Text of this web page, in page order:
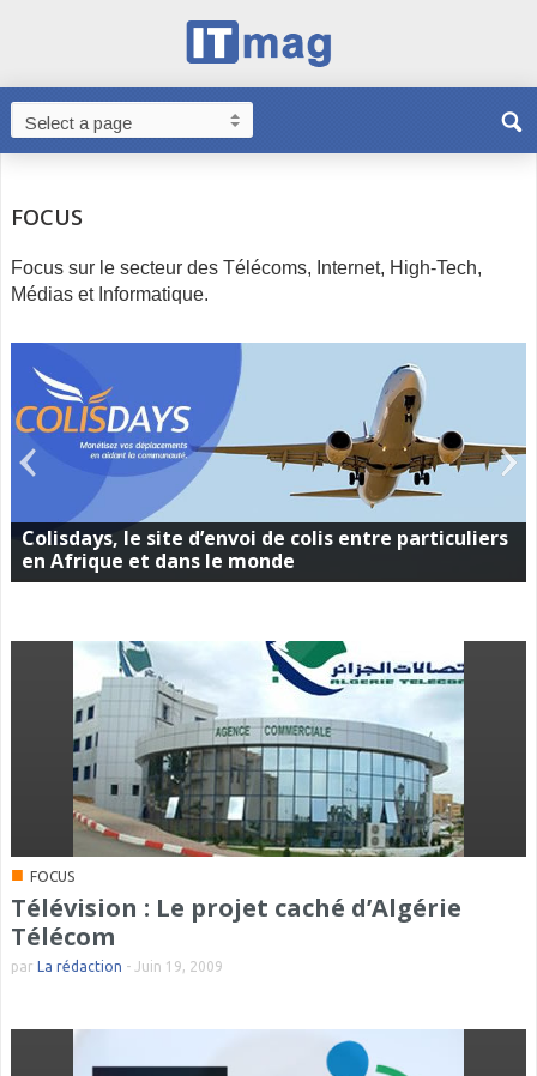
FOCUS
Focus sur le secteur des Télécoms, Internet, High-Tech,
Médias et Informatique.
Colisdays, le site d’envoi de colis entre particuliers
en Afrique et dans le monde
■ FOCUS
Télévision : Le projet caché d’Algérie
Télécom
par La rédaction - Juin 19, 2009